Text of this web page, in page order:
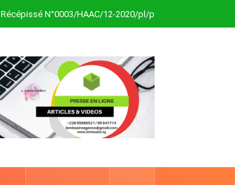
Récépissé N°0003/HAAC/12-2020/pl/p